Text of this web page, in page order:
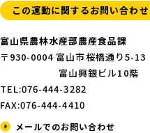
この運動に関するお問い合わせ
富山県農林水産部農産食品課
〒930-0004 富山市桜橋通り5-13
富山興銀ビル10階
TEL:076-444-3282
FAX:076-444-4410
メールでのお問い合わせ